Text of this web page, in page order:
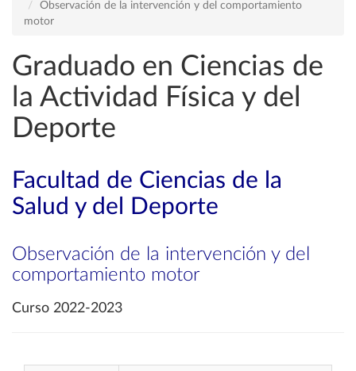
Observación de la intervención y del comportamiento
motor
Graduado en Ciencias de
la Actividad Física y del
Deporte
Facultad de Ciencias de la
Salud y del Deporte
Observación de la intervención y del
comportamiento motor
Curso 2022-2023